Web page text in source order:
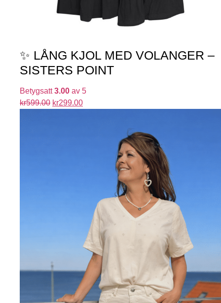
✨ LÅNG KJOL MED VOLANGER –
SISTERS POINT
Betygsatt3.00 av 5
kr599.00 kr299.00